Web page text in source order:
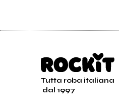
Tutta roba italiana
dal 1997